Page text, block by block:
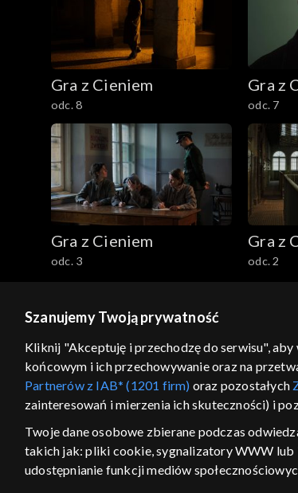
Gra z Cieniem
odc. 8
Gra z
odc. 7
Gra z Cieniem
odc. 3
Gra z
odc. 2
ŁĄCZYSZ SIĘ
Kraj, z którego się
w związku z czym część
regulamin serwisu cennik polityka
Szanujemy Twoją prywatność
Kliknij "Akceptuję i przechodzę do serwisu",
końcowym i ich przechowywanie oraz na
Partnerów z IAB* (1201 firm) oraz pozostałych
zainteresowań i mierzenia ich skuteczności) i
Twoje dane osobowe zbierane podczas
takich jak: pliki cookie, sygnalizatory WWW lub
udostępnianie funkcji mediów